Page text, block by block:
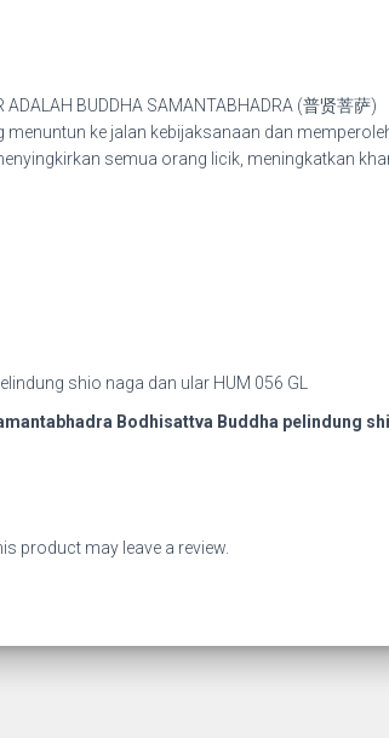
ADALAH BUDDHA SAMANTABHADRA (普贤菩萨)
ke jalan kebijaksanaan dan
semua orang licik, meningkatkan
Bodhisattva Buddha pelindung
product may leave a review.